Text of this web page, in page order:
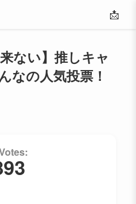
📩
ない】推しキャ
なの人気投票！